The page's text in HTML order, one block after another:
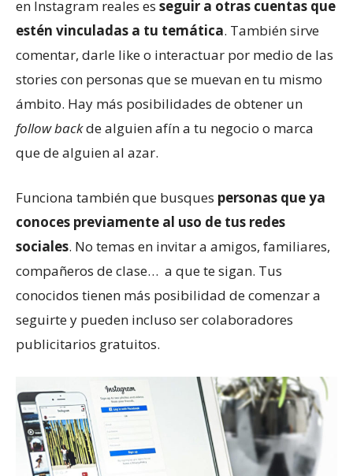
en Instagram reales es seguir a otras cuentas que
estén vinculadas a tu temática. También sirve
comentar, darle like o interactuar por medio de las
stories con personas que se muevan en tu mismo
ámbito. Hay más posibilidades de obtener un
follow backde alguien afín a tu negocio o marca
que de alguien al azar.
Funciona también que busques personas que ya
conoces previamente al uso de tus redes
sociales. No temas en invitar a amigos, familiares,
compañeros de clase… a que te sigan. Tus
conocidos tienen más posibilidad de comenzar a
seguirte y pueden incluso ser colaboradores
publicitarios gratuitos.